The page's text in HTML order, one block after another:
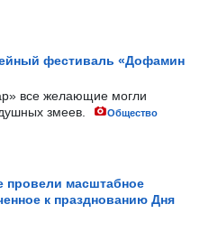
фестиваль «Дофамин
все желающие могли
змеев.
Общество
провели масштабное
к празднованию Дня